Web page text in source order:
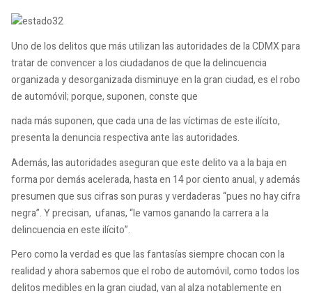
Uno de los delitos que más utilizan las autoridades de la CDMX para
tratar de convencer a los ciudadanos de que la delincuencia
organizada y desorganizada disminuye en la gran ciudad, es el robo
de automóvil; porque, suponen, conste que
nada más suponen, que cada una de las víctimas de este ilícito,
presenta la denuncia respectiva ante las autoridades.
Además, las autoridades aseguran que este delito va a la baja en
forma por demás acelerada, hasta en 14 por ciento anual, y además
presumen que sus cifras son puras y verdaderas “pues no hay cifra
negra”. Y precisan, ufanas, “le vamos ganando la carrera a la
delincuencia en este ilícito”.
Pero como la verdad es que las fantasías siempre chocan con la
realidad y ahora sabemos que el robo de automóvil, como todos los
delitos medibles en la gran ciudad, van al alza notablemente en